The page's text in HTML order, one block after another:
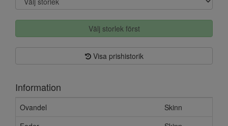
Välj storlek först
Visa prishistorik
Information
Ovandel
Skinn